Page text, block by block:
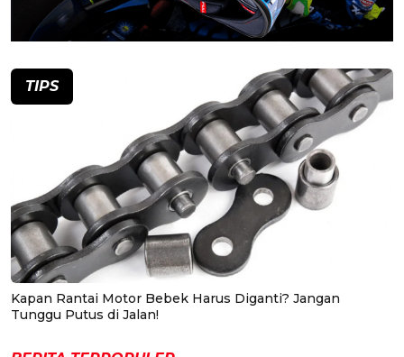
TIPS
Kapan Rantai Motor Bebek Harus Diganti? Jangan
Tunggu Putus di Jalan!